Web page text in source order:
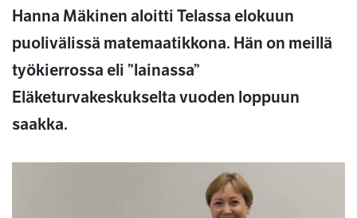
Hanna Mäkinen aloitti Telassa elokuun
puolivälissä matemaatikkona. Hän on meillä
työkierrossa eli ”lainassa”
Eläketurvakeskukselta vuoden loppuun
saakka.